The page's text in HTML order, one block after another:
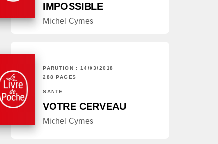
IMPOSSIBLE
Michel Cymes
PARUTION : 14/03/2018
288 PAGES
SANTÉ
VOTRE CERVEAU
Michel Cymes